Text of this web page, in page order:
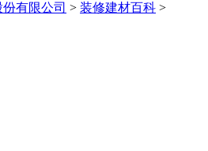
有限公司 > 装修建材百科 >